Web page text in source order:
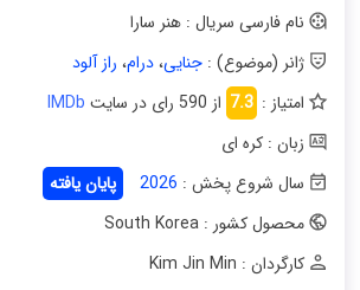
نام فارسی سریال : هنر سارا
ژانر (موضوع) :جنایی،درام، راز آلود
امتیاز : 7.3 از 590 رای در سایت
IMDb
زبان : کره ای
سال شروع پخش : 2026
پایان یافته
محصول کشور : South Korea
کارگردان : Kim Jin Min